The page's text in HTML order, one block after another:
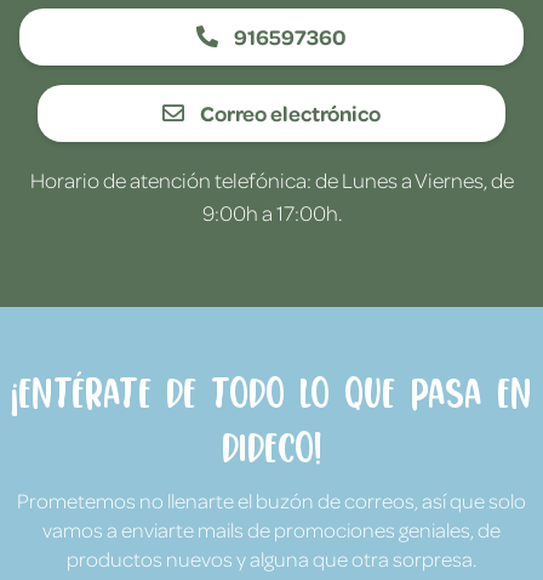
916597360
Correo electrónico
Horario de atención telefónica: de Lunes a Viernes, de
9:00h a 17:00h.
¡Entérate de todo lo que pasa en
Dideco!
Prometemos no llenarte el buzón de correos, así que solo
vamos a enviarte mails de promociones geniales, de
productos nuevos y alguna que otra sorpresa.